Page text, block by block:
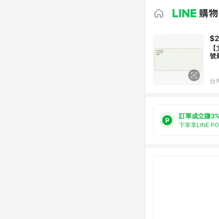
號
台
訂單成立賺
下單享LINE